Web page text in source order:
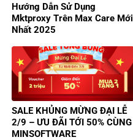
Hướng Dẫn Sử Dụng
Mktproxy Trên Max Care Mới
Nhất 2025
SALE KHỦNG MỪNG ĐẠI LỄ
2/9 – ƯU ĐÃI TỚI 50% CÙNG
MINSOFTWARE